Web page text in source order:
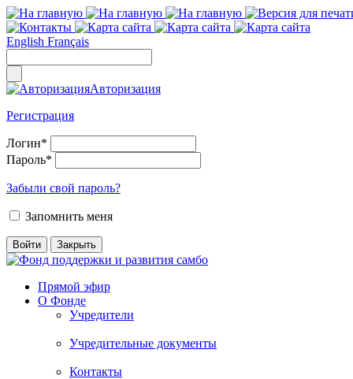
English Français
Авторизация
Регистрация
Логин*
Пароль*
Забыли свой пароль?
Запомнить меня
Прямой эфир
О Фонде
Учредители
Учредительные документы
Контакты